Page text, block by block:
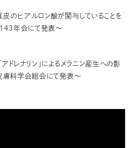
のヒアルロン酸が関与していることを
年会にて発表～
ドレナリン」によるメラニン産生への影
科学会総会にて発表～